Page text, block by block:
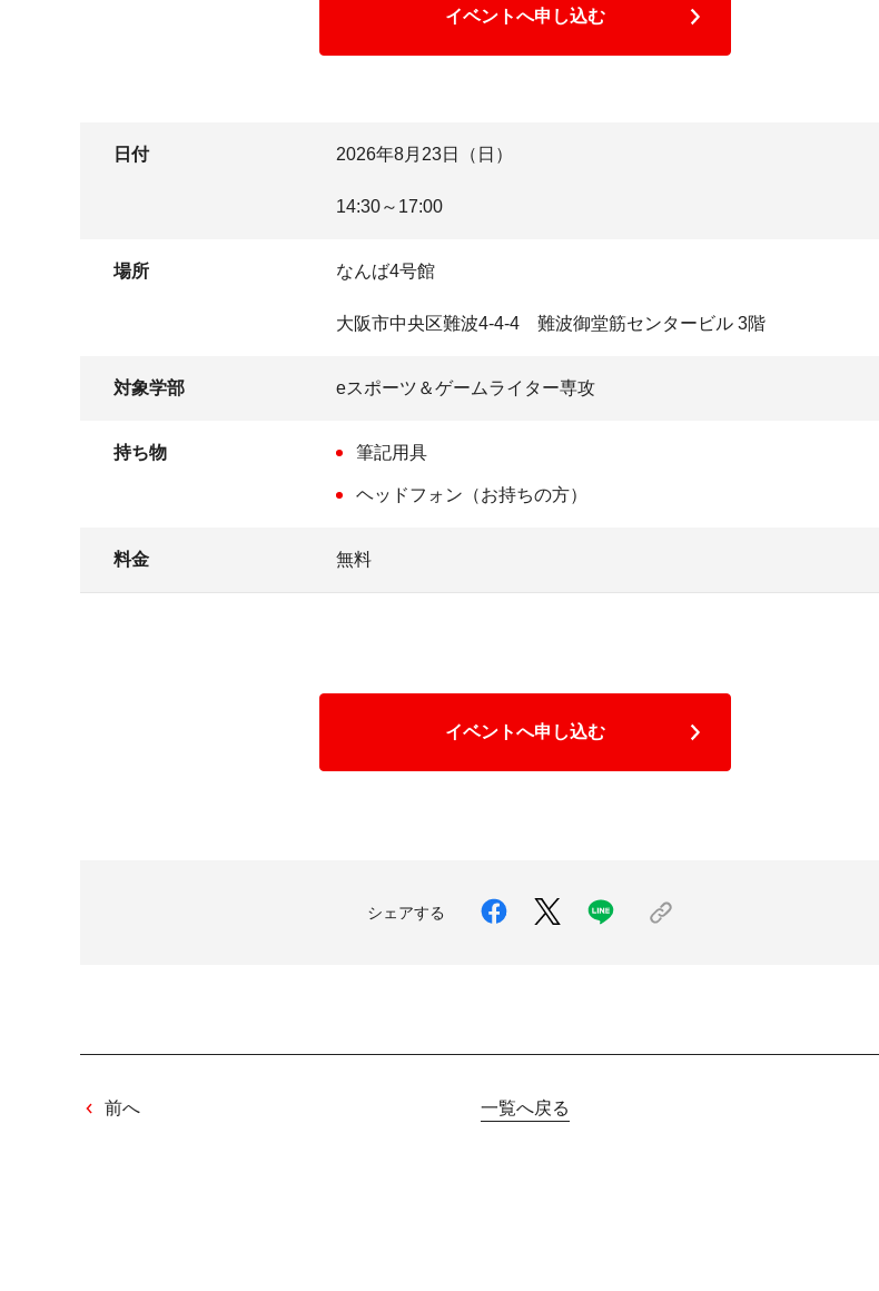
イベントへ申し込む
日付 2026年8月23日（日）
14:30～17:00
場所 なんば4号館
大阪市中央区難波4-4-4 難波御堂筋センタービル 3階
対象学部 eスポーツ＆ゲームライター専攻
持ち物 筆記用具
ヘッドフォン（お持ちの方）
料金 無料
イベントへ申し込む
シェアする
前へ 一覧へ戻る